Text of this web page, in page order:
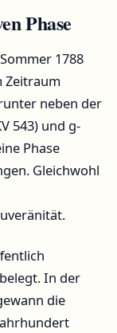
Phase
1788
Zeitraum
neben der
543) und g-
Phase
Gleichwohl
In der
die